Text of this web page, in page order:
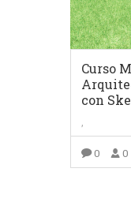
Curso
con
,
0 0